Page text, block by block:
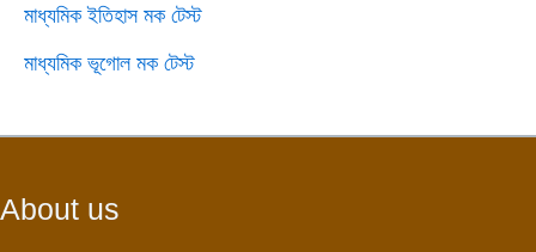
মাধ্যমিক ইতিহাস মক টেস্ট
মাধ্যমিক ভূগোল মক টেস্ট
About us